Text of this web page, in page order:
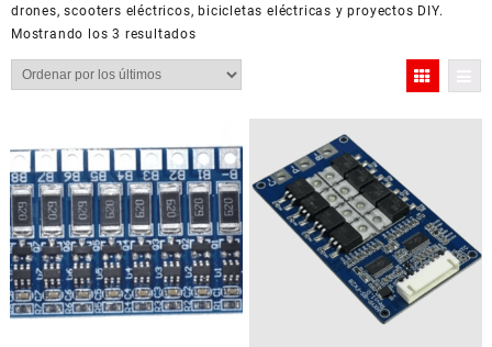
drones, scooters eléctricos, bicicletas eléctricas y proyectos DIY.
Mostrando los 3 resultadosOrdenado
por